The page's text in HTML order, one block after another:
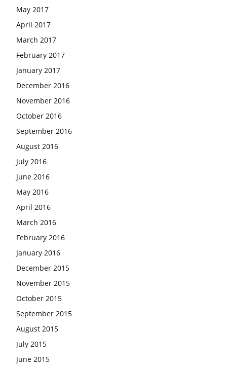
May 2017
April 2017
March 2017
February 2017
January 2017
December 2016
November 2016
October 2016
September 2016
August 2016
July 2016
June 2016
May 2016
April 2016
March 2016
February 2016
January 2016
December 2015
November 2015
October 2015
September 2015
August 2015
July 2015
June 2015